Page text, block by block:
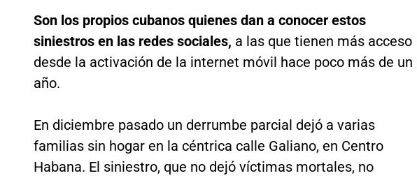
Son los propios cubanos quienes dan a conocer estos
siniestros en las redes sociales, a las que tienen más acceso
desde la activación de la internet móvil hace poco más de un
año.
En diciembre pasado un derrumbe parcial dejó a varias
familias sin hogar en la céntrica calle Galiano, en Centro
Habana. El siniestro, que no dejó víctimas mortales, no